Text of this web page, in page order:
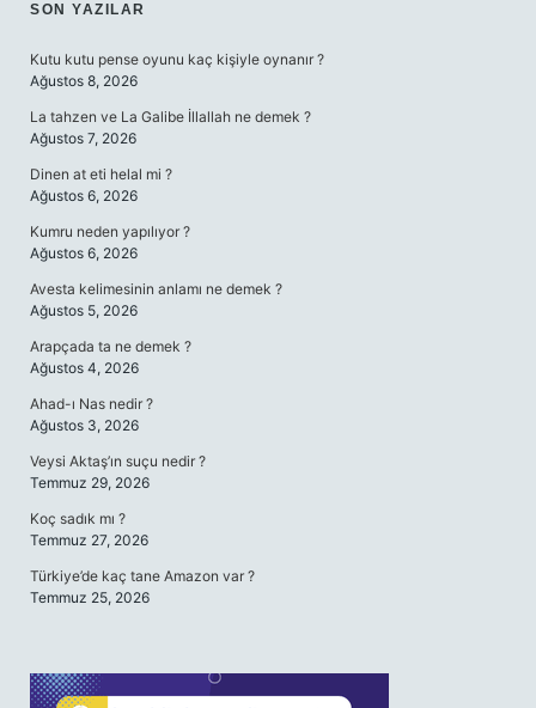
SIDEBAR
SON YAZILAR
Kutu kutu pense oyunu kaç kişiyle oynanır ?
Ağustos 8, 2026
La tahzen ve La Galibe İllallah ne demek ?
Ağustos 7, 2026
Dinen at eti helal mi ?
Ağustos 6, 2026
Kumru neden yapılıyor ?
Ağustos 6, 2026
Avesta kelimesinin anlamı ne demek ?
Ağustos 5, 2026
Arapçada ta ne demek ?
Ağustos 4, 2026
Ahad-ı Nas nedir ?
Ağustos 3, 2026
Veysi Aktaş’ın suçu nedir ?
Temmuz 29, 2026
Koç sadık mı ?
Temmuz 27, 2026
Türkiye’de kaç tane Amazon var ?
Temmuz 25, 2026